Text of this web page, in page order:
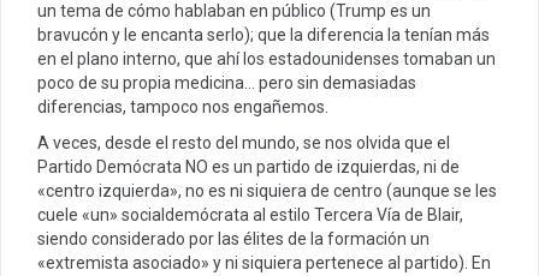
un tema de cómo hablaban en público (Trump es un
bravucón y le encanta serlo); que la diferencia la tenían más
en el plano interno, que ahí los estadounidenses tomaban un
poco de su propia medicina… pero sin demasiadas
diferencias, tampoco nos engañemos.
A veces, desde el resto del mundo, se nos olvida que el
Partido Demócrata NO es un partido de izquierdas, ni de
«centro izquierda», no es ni siquiera de centro (aunque se les
cuele «un» socialdemócrata al estilo Tercera Vía de Blair,
siendo considerado por las élites de la formación un
«extremista asociado» y ni siquiera pertenece al partido). En